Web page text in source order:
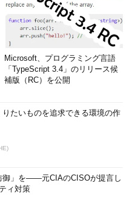
Microsoft、プログラミング言語
「TypeScript 3.4」のリリース候
補版（RC）を公開
りたいものを追求できる環境の作
御」を――元CIAのCISOが提言し
ィ対策